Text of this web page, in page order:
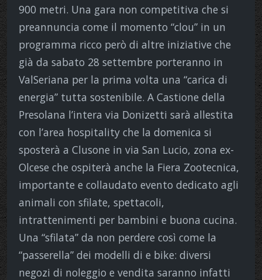
900 metri. Una gara non competitiva che si
preannuncia come il momento “clou” in un
programma ricco però di altre iniziative che
già da sabato 28 settembre porteranno in
ValSeriana per la prima volta una “carica di
energia” tutta sostenibile. A Castione della
Presolana l’intera via Donizetti sarà allestita
con l’area hospitality che la domenica si
sposterà a Clusone in via San Lucio, zona ex-
Olcese che ospiterà anche la Fiera Zootecnica,
importante e collaudato evento dedicato agli
animali con sfilate, spettacoli,
intrattenimenti per bambini e buona cucina.
Una “sfilata” da non perdere così come la
“passerella” dei modelli di e bike: diversi
negozi di noleggio e vendita saranno infatti